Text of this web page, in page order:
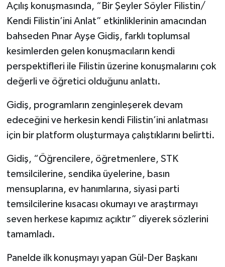
Açılış konuşmasında, “Bir Şeyler Söyler Filistin/
Kendi Filistin’ini Anlat” etkinliklerinin amacından
bahseden Pınar Ayşe Gidiş, farklı toplumsal
kesimlerden gelen konuşmacıların kendi
perspektifleri ile Filistin üzerine konuşmalarını çok
değerli ve öğretici olduğunu anlattı.
Gidiş, programların zenginleşerek devam
edeceğini ve herkesin kendi Filistin’ini anlatması
için bir platform oluşturmaya çalıştıklarını belirtti.
Gidiş, “Öğrencilere, öğretmenlere, STK
temsilcilerine, sendika üyelerine, basın
mensuplarına, ev hanımlarına, siyasi parti
temsilcilerine kısacası okumayı ve araştırmayı
seven herkese kapımız açıktır” diyerek sözlerini
tamamladı.
Panelde ilk konuşmayı yapan Gül-Der Başkanı